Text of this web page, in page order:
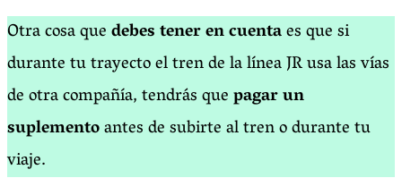
Otra cosa quedebes tener en cuentaes que si
durante tu trayecto el tren de la línea JR usa las vías
de otra compañía, tendrás quepagar un
suplementoantes de subirte al tren o durante tu
viaje.